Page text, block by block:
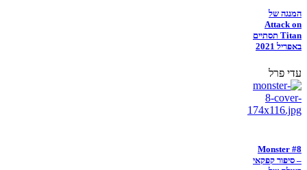
המנגה של
Attack on
Titan תסתיים
באפריל 2021
עדי פרל
Monster #8
– סיפור קפקאי